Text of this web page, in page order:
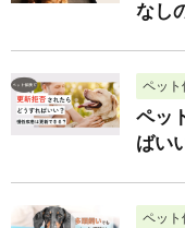
なし
ペット
ペッ
ばい
ペット